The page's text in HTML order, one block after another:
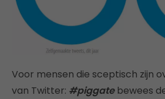
Voor mensen die sceptisch zijn
van Twitter: #piggatebewees